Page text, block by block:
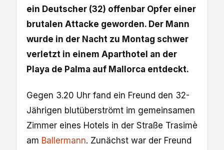
ein Deutscher (32) offenbar Opfer einer
brutalen Attacke geworden. Der Mann
wurde in der Nacht zu Montag schwer
verletzt in einem Aparthotel an der
Playa de Palma auf Mallorca entdeckt.
Gegen 3.20 Uhr fand ein Freund den 32-
Jährigen blutüberströmt im gemeinsamen
Zimmer eines Hotels in der Straße Trasimè
am Ballermann. Zunächst war der Freund